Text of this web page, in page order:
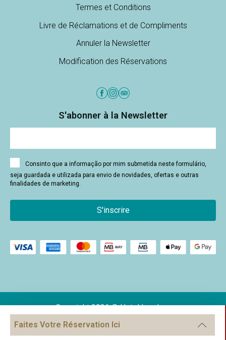
Faites Votre Réservation Ici
Termes et Conditions
Livre de Réclamations et de Compliments
Annuler la Newsletter
Modification des Réservations
S'abonner à la Newsletter
Consinto que a informação por mim submetida neste formulário,
seja guardada e utilizada para envio de novidades, ofertas e outras
finalidades de marketing.
S'inscrire
Copyright 2026 © Hotel Londres